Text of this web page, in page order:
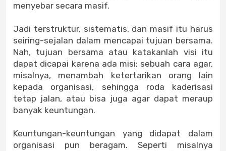
menyebar secara masif.
Jadi terstruktur, sistematis, dan masif itu harus
seiring-sejalan dalam mencapai tujuan bersama.
Nah, tujuan bersama atau katakanlah visi itu
dapat dicapai karena ada misi; sebuah cara agar,
misalnya, menambah ketertarikan orang lain
kepada organisasi, sehingga roda kaderisasi
tetap jalan, atau bisa juga agar dapat meraup
banyak keuntungan.
Keuntungan-keuntungan yang didapat dalam
organisasi pun beragam. Seperti misalnya